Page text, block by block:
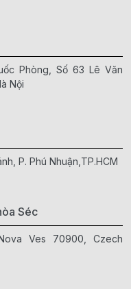
Phòng, Số 63 Lê Văn
Nội
P. Phú Nhuận,TP.HCM
Séc
Ves 70900, Czech